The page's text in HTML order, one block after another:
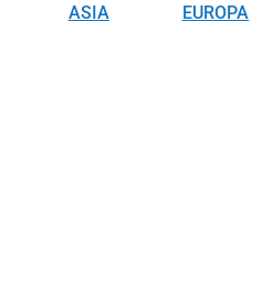
ASIA EUROPA